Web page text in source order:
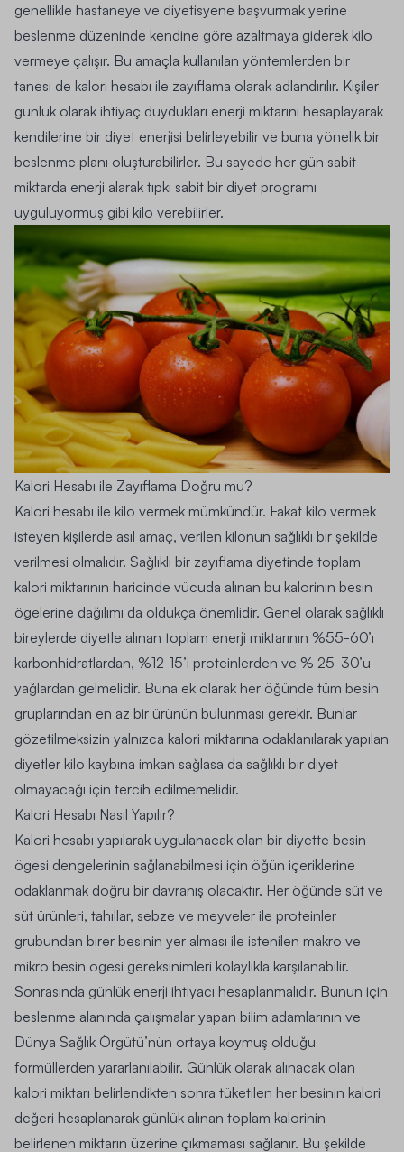
genellikle hastaneye ve diyetisyene başvurmak yerine
beslenme düzeninde kendine göre azaltmaya giderek kilo
vermeye çalışır. Bu amaçla kullanılan yöntemlerden bir
tanesi de kalori hesabı ile zayıflama olarak adlandırılır. Kişiler
günlük olarak ihtiyaç duydukları enerji miktarını hesaplayarak
kendilerine bir diyet enerjisi belirleyebilir ve buna yönelik bir
beslenme planı oluşturabilirler. Bu sayede her gün sabit
miktarda enerji alarak tıpkı sabit bir diyet programı
uyguluyormuş gibi kilo verebilirler.
Kalori Hesabı ile Zayıflama Doğru mu?
Kalori hesabı ile kilo vermek mümkündür. Fakat kilo vermek
isteyen kişilerde asıl amaç, verilen kilonun sağlıklı bir şekilde
verilmesi olmalıdır. Sağlıklı bir zayıflama diyetinde toplam
kalori miktarının haricinde vücuda alınan bu kalorinin besin
ögelerine dağılımı da oldukça önemlidir. Genel olarak sağlıklı
bireylerde diyetle alınan toplam enerji miktarının %55-60’ı
karbonhidratlardan, %12-15’i proteinlerden ve % 25-30’u
yağlardan gelmelidir. Buna ek olarak her öğünde tüm besin
gruplarından en az bir ürünün bulunması gerekir. Bunlar
gözetilmeksizin yalnızca kalori miktarına odaklanılarak yapılan
diyetler kilo kaybına imkan sağlasa da sağlıklı bir diyet
olmayacağı için tercih edilmemelidir.
Kalori Hesabı Nasıl Yapılır?
Kalori hesabı yapılarak uygulanacak olan bir diyette besin
ögesi dengelerinin sağlanabilmesi için öğün içeriklerine
odaklanmak doğru bir davranış olacaktır. Her öğünde süt ve
süt ürünleri, tahıllar, sebze ve meyveler ile proteinler
grubundan birer besinin yer alması ile istenilen makro ve
mikro besin ögesi gereksinimleri kolaylıkla karşılanabilir.
Sonrasında günlük enerji ihtiyacı hesaplanmalıdır. Bunun için
beslenme alanında çalışmalar yapan bilim adamlarının ve
Dünya Sağlık Örgütü’nün ortaya koymuş olduğu
formüllerden yararlanılabilir. Günlük olarak alınacak olan
kalori miktarı belirlendikten sonra tüketilen her besinin kalori
değeri hesaplanarak günlük alınan toplam kalorinin
belirlenen miktarın üzerine çıkmaması sağlanır. Bu şekilde